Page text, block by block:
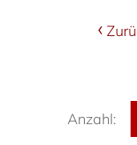
Anzahl: